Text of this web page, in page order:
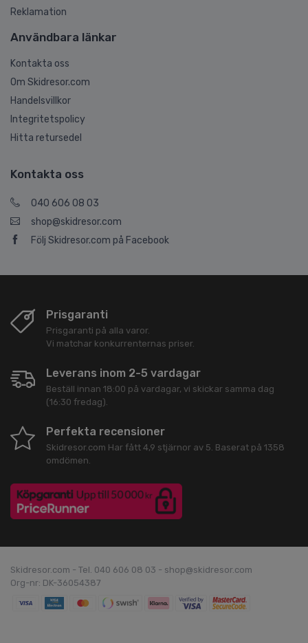
Reklamation
Användbara länkar
Kontakta oss
Om Skidresor.com
Handelsvillkor
Integritetspolicy
Hitta retursedel
Kontakta oss
040 606 08 03
shop@skidresor.com
Följ Skidresor.com på Facebook
Prisgaranti
Prisgaranti på alla varor.
Vi matchar konkurrenternas priser.
Leverans inom 2-5 vardagar
Beställ innan 18:00 på vardagar, vi skickar samma dag
(16:30 fredag).
Perfekta recensioner
Skidresor.com Har fått 4,9 stjärnor av 5 . Baserat på 1358
omdömen.
Skidresor.com - Tel. 040 606 08 03 - shop@skidresor.com
Org-nr: DK-36054387